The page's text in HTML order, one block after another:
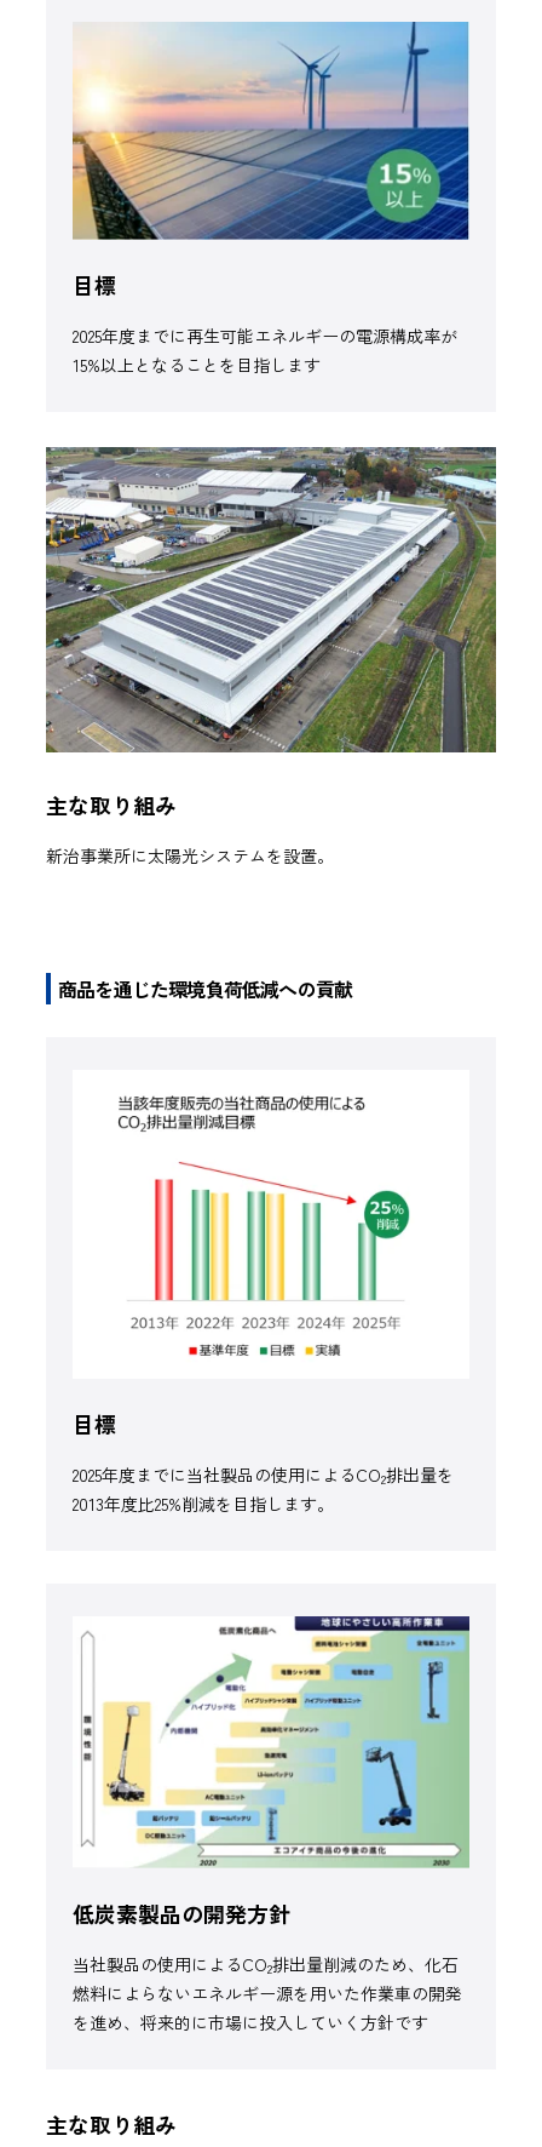
目標
2025年度までに再生可能エネルギーの電源構成率が
15%以上となることを目指します
主な取り組み
新治事業所に太陽光システムを設置。
商品を通じた環境負荷低減への貢献
目標
2025年度までに当社製品の使用によるCO2排出量を
2013年度比25%削減を目指します。
低炭素製品の開発方針
当社製品の使用によるCO2排出量削減のため、化石
燃料によらないエネルギー源を用いた作業車の開発
を進め、将来的に市場に投入していく方針です
主な取り組み